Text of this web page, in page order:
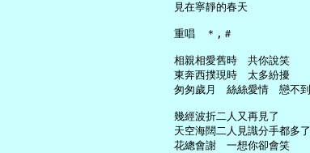
     見在寧靜的春天
     重唱　＊,＃
     相親相愛舊時　共你說笑
     東奔西撲現時　太多紛擾
匆匆歲月　絲絲愛情　戀不
     幾經波折二人又再見了
     天空海闊二人見識分手都多了
     花總會謝　一想你卻會笑